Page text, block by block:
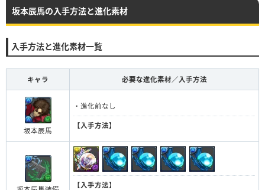
坂本辰馬の入手方法と進化素材
入手方法と進化素材一覧
キャラ 必要な進化素材／入手方法
坂本辰馬
・進化前なし
【入手方法】
【入手方法】